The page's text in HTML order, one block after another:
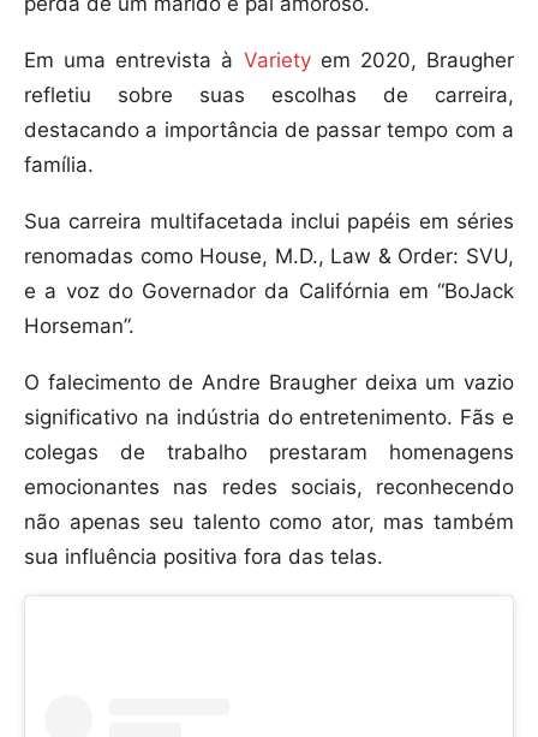
Em uma entrevista à Varietyem 2020, Braugher
refletiu sobre suas escolhas de carreira,
destacando a importância de passar tempo com a
família.
Sua carreira multifacetada inclui papéis em séries
renomadas como House, M.D., Law & Order: SVU,
e a voz do Governador da Califórnia em “BoJack
Horseman”.
O falecimento de Andre Braugher deixa um vazio
significativo na indústria do entretenimento. Fãs e
colegas de trabalho prestaram homenagens
emocionantes nas redes sociais, reconhecendo
não apenas seu talento como ator, mas também
sua influência positiva fora das telas.